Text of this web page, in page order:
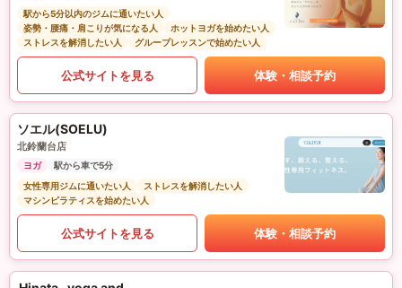
駅から5分以内のジムに通いたい人
姿勢・腰痛・肩こりが気になる人
ホットヨガを始めたい人
ストレスを解消したい人
グループレッスンで始めたい人
公式サイトを見る 体験・相談予約
ソエル(SOELU)
北鈴蘭台店
ヨガ
駅から車で5分
女性専用ジムに通いたい人
ストレスを解消したい人
マシンピラティスを始めたい人
公式サイトを見る 体験・相談予約